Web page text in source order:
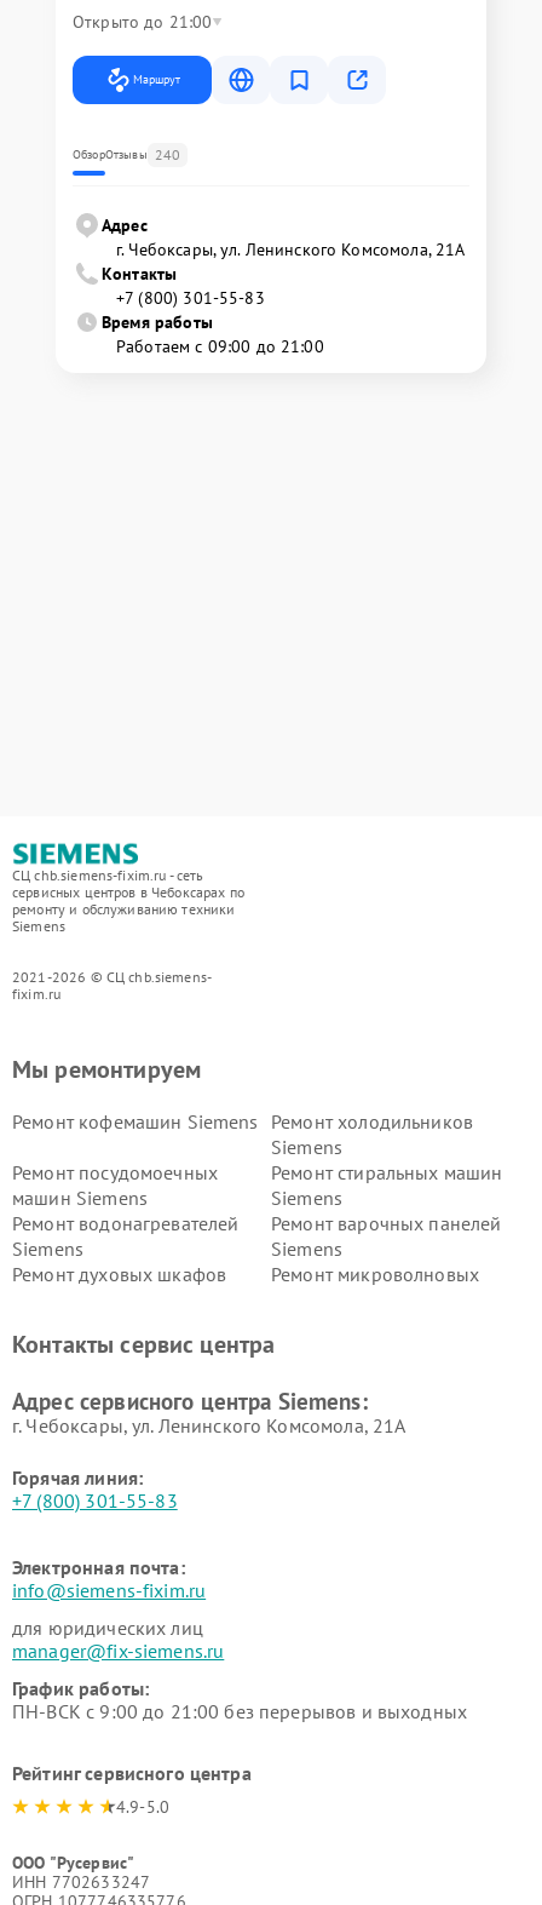
Открыто до 21:00
Маршрут
ОбзорОтзывы 240
Адрес
г. Чебоксары, ул. Ленинского Комсомола, 21А
Контакты
+7 (800) 301-55-83
Время работы
Работаем с 09:00 до 21:00
СЦ chb.siemens-fixim.ru - сеть
сервисных центров в Чебоксарах по
ремонту и обслуживанию техники
Siemens
2021-2026 © СЦ chb.siemens-
fixim.ru
Мы ремонтируем
Ремонт кофемашин Siemens
Ремонт холодильников
Siemens
Ремонт посудомоечных
машин Siemens
Ремонт стиральных машин
Siemens
Ремонт водонагревателей
Siemens
Ремонт варочных панелей
Siemens
Ремонт духовых шкафов
Ремонт микроволновых
Siemens
Siemens
Siemens
Siemens
Контакты сервис центра
Адрес сервисного центра Siemens:
г. Чебоксары, ул. Ленинского Комсомола, 21А
Горячая линия:
+7 (800) 301-55-83
Электронная почта:
info@siemens-fixim.ru
для юридических лиц
manager@fix-siemens.ru
График работы:
ПН-ВСК с 9:00 до 21:00 без перерывов и выходных
Рейтинг сервисного центра
4.9-5.0
ООО "Русервис"
ИНН 7702633247